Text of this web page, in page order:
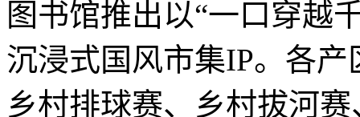
图书馆推出以“一口穿越
沉浸式国风市集IP。各
乡村排球赛、乡村拔河